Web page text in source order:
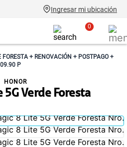
Ingresar mi ubicación
0
FORESTA + RENOVACIÓN + POSTPAGO +
P
Verde Foresta
HONOR